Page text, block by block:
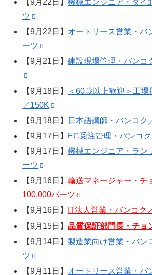
【9月22日】機械エンジニア・タイ
ツ
【9月22日】 オートリース営業・バ
ーツ
【9月21日】建設現場管理・バンコ
【9月18日】
＜60歳以上歓迎＞工場
／150K
【9月18日】
日本語講師・バンコク
【9月17日】
EC受注管理・バンコ
【9月17日】機械エンジニア・ラン
ーツ
【9月16日】輸送マネージャー・チ
100,000バーツ
【9月16日】
IT法人営業・バンコク
【9月15日】品質保証部門長・チョ
【9月14日】製造業向け営業・バン
ツ
【9月11日】 オートリース営業・バ